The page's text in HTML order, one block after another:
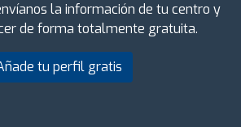
la información de tu centro y
de forma totalmente gratuita.
tu perfil gratis